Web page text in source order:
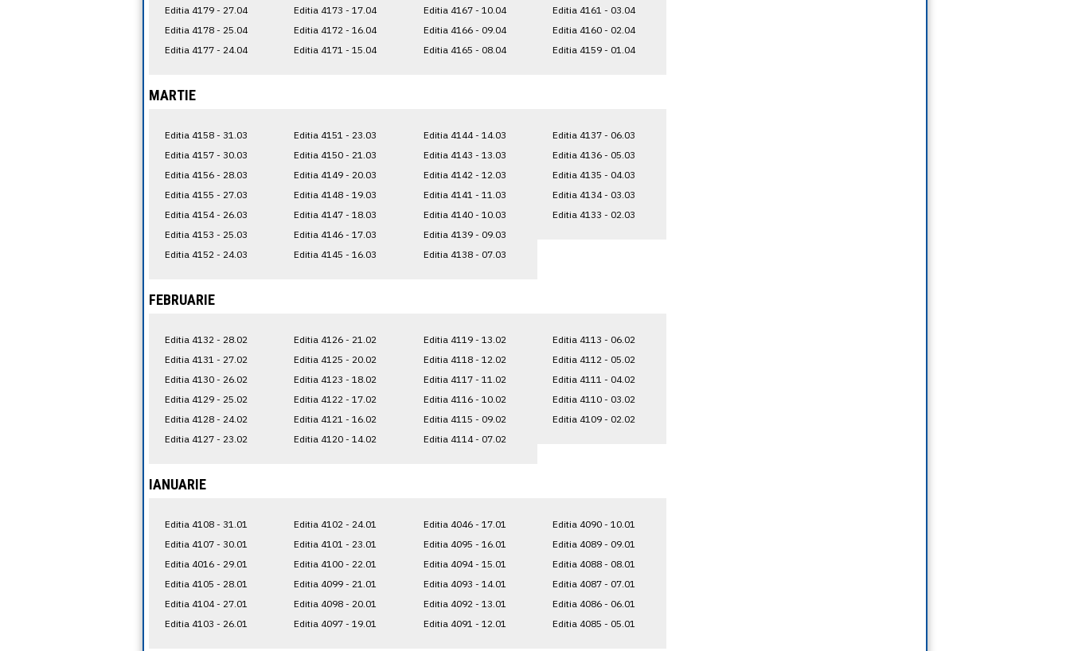
Editia 4179 - 27.04
Editia 4178 - 25.04
Editia 4177 - 24.04
Editia 4173 - 17.04
Editia 4172 - 16.04
Editia 4171 - 15.04
Editia 4167 - 10.04
Editia 4166 - 09.04
Editia 4165 - 08.04
Editia 4161 - 03.04
Editia 4160 - 02.04
Editia 4159 - 01.04
MARTIE
Editia 4158 - 31.03
Editia 4157 - 30.03
Editia 4156 - 28.03
Editia 4155 - 27.03
Editia 4154 - 26.03
Editia 4153 - 25.03
Editia 4152 - 24.03
Editia 4151 - 23.03
Editia 4150 - 21.03
Editia 4149 - 20.03
Editia 4148 - 19.03
Editia 4147 - 18.03
Editia 4146 - 17.03
Editia 4145 - 16.03
Editia 4144 - 14.03
Editia 4143 - 13.03
Editia 4142 - 12.03
Editia 4141 - 11.03
Editia 4140 - 10.03
Editia 4139 - 09.03
Editia 4138 - 07.03
Editia 4137 - 06.03
Editia 4136 - 05.03
Editia 4135 - 04.03
Editia 4134 - 03.03
Editia 4133 - 02.03
FEBRUARIE
Editia 4132 - 28.02
Editia 4131 - 27.02
Editia 4130 - 26.02
Editia 4129 - 25.02
Editia 4128 - 24.02
Editia 4127 - 23.02
Editia 4126 - 21.02
Editia 4125 - 20.02
Editia 4123 - 18.02
Editia 4122 - 17.02
Editia 4121 - 16.02
Editia 4120 - 14.02
Editia 4119 - 13.02
Editia 4118 - 12.02
Editia 4117 - 11.02
Editia 4116 - 10.02
Editia 4115 - 09.02
Editia 4114 - 07.02
Editia 4113 - 06.02
Editia 4112 - 05.02
Editia 4111 - 04.02
Editia 4110 - 03.02
Editia 4109 - 02.02
IANUARIE
Editia 4108 - 31.01
Editia 4107 - 30.01
Editia 4016 - 29.01
Editia 4105 - 28.01
Editia 4104 - 27.01
Editia 4103 - 26.01
Editia 4102 - 24.01
Editia 4101 - 23.01
Editia 4100 - 22.01
Editia 4099 - 21.01
Editia 4098 - 20.01
Editia 4097 - 19.01
Editia 4046 - 17.01
Editia 4095 - 16.01
Editia 4094 - 15.01
Editia 4093 - 14.01
Editia 4092 - 13.01
Editia 4091 - 12.01
Editia 4090 - 10.01
Editia 4089 - 09.01
Editia 4088 - 08.01
Editia 4087 - 07.01
Editia 4086 - 06.01
Editia 4085 - 05.01